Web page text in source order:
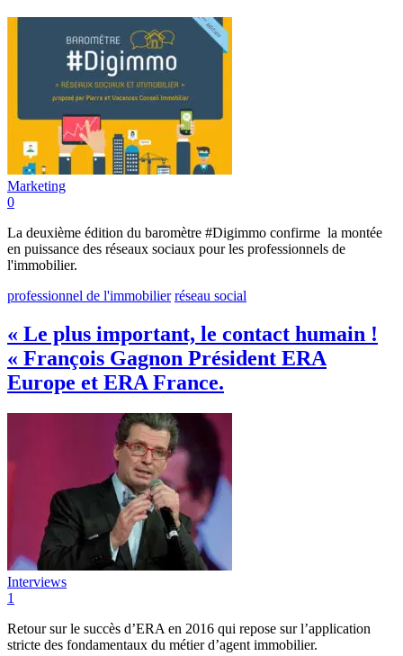
Marketing
0
La deuxième édition du baromètre #Digimmo confirme la montée
en puissance des réseaux sociaux pour les professionnels de
l'immobilier.
professionnel de l'immobilier réseau social
« Le plus important, le contact humain !
« François Gagnon Président ERA
Europe et ERA France.
Interviews
1
Retour sur le succès d’ERA en 2016 qui repose sur l’application
stricte des fondamentaux du métier d’agent immobilier.